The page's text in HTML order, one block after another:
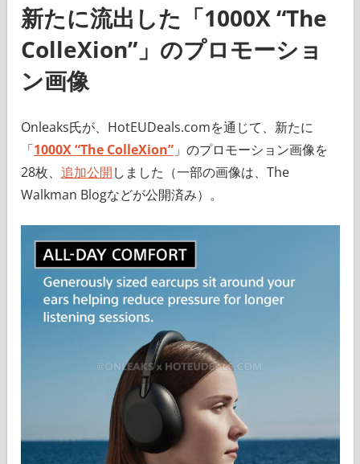
新たに流出した「1000X “The
ColleXion”」のプロモーショ
ン画像
Onleaks氏が、HotEUDeals.comを通じて、新たに
「1000X “The ColleXion”」のプロモーション画像を
28枚、 追加公開しました（一部の画像は、The
Walkman Blogなどが公開済み）。